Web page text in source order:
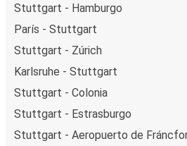
Stuttgart - Hamburgo
París - Stuttgart
Stuttgart - Zúrich
Karlsruhe - Stuttgart
Stuttgart - Colonia
Stuttgart - Estrasburgo
Stuttgart - Aeropuerto de